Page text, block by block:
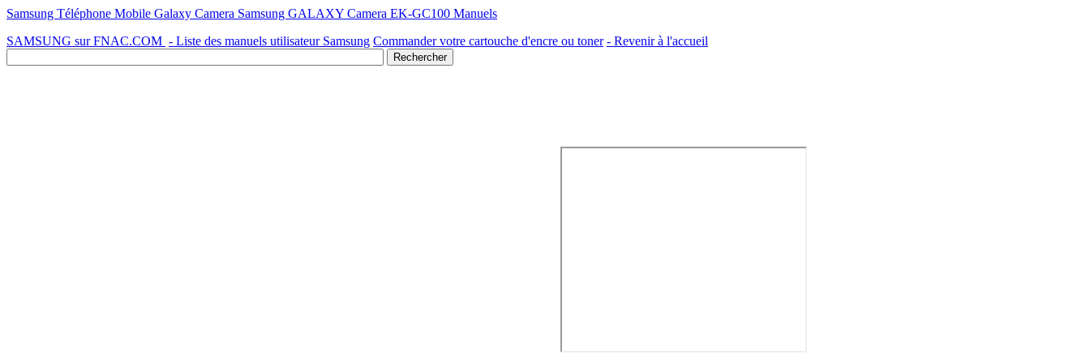
Samsung Téléphone Mobile Galaxy Camera Samsung GALAXY Camera EK-GC100 Manuels
SAMSUNG sur FNAC.COM - Liste des manuels utilisateur Samsung Commander votre cartouche d'encre ou toner - Revenir à l'accueil